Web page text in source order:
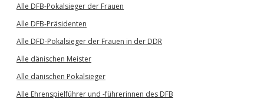
Alle DFB-Pokalsieger der Frauen
Alle DFB-Präsidenten
Alle DFD-Pokalsieger der Frauen in der DDR
Alle dänischen Meister
Alle dänischen Pokalsieger
Alle Ehrenspielführer und -führerinnen des DFB